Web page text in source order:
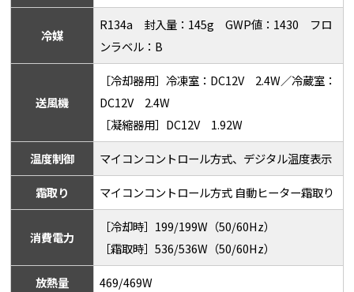
冷媒
R134a 封入量：145g GWP値：1430 フロ
ンラベル：B
送風機
［冷却器用］冷凍室：DC12V 2.4W／冷蔵室：
DC12V 2.4W
［凝縮器用］DC12V 1.92W
温度制御 マイコンコントロール方式、デジタル温度表示
霜取り マイコンコントロール方式 自動ヒーター霜取り
消費電力
［冷却時］199/199W（50/60Hz）
［霜取時］536/536W（50/60Hz）
放熱量 469/469W